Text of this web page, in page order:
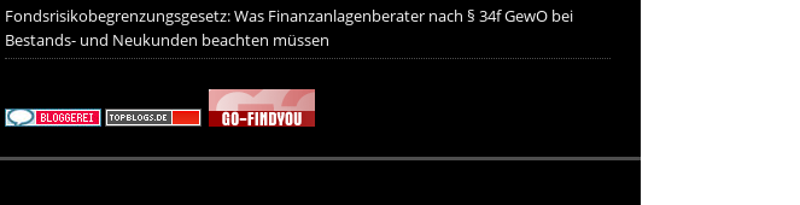
Fondsrisikobegrenzungsgesetz: Was Finanzanlagenberater nach § 34f GewO bei
Bestands- und Neukunden beachten müssen